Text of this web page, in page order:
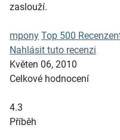
zaslouží.
mpony Top 500
Nahlásit tuto recenzi
Květen 06, 2010
Celkové hodnocení
4.3
Příběh